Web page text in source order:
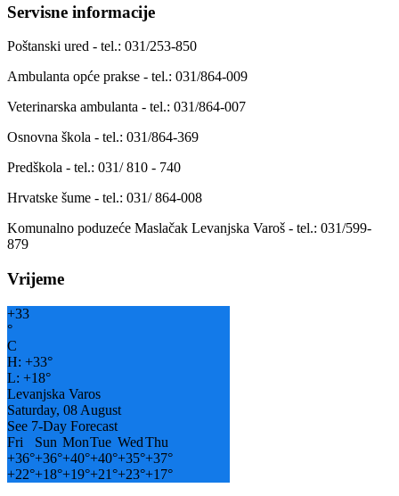
Servisne informacije
Poštanski ured - tel.: 031/253-850
Ambulanta opće prakse - tel.: 031/864-009
Veterinarska ambulanta - tel.: 031/864-007
Osnovna škola - tel.: 031/864-369
Predškola - tel.: 031/ 810 - 740
Hrvatske šume - tel.: 031/ 864-008
Komunalno poduzeće Maslačak Levanjska Varoš - tel.: 031/599-
879
Vrijeme
+33
°
C
H: +33°
L: +18°
Levanjska Varos
Saturday, 08 August
See 7-Day Forecast
Fri
Sun MonTue WedThu
+36°+36°+40°+40°+35°+37°
+22°+18°+19°+21°+23°+17°